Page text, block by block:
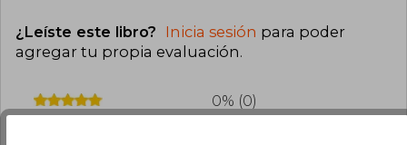
¿Leíste este libro? Inicia sesión para poder
agregar tu propia evaluación.
0% (0)